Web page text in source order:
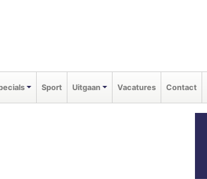
Sport Uitgaan Vacatures Contact